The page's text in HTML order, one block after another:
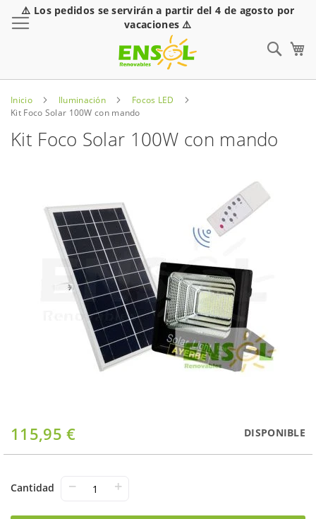
⚠️ Los pedidos se servirán a partir del 4 de agosto por
vacaciones ⚠️
Inicio Iluminación
Focos LED
Kit Foco Solar 100W con mando
Kit Foco Solar 100W con mando
115,95 € DISPONIBLE
Cantidad − +
Saltar
al
comienzo
la